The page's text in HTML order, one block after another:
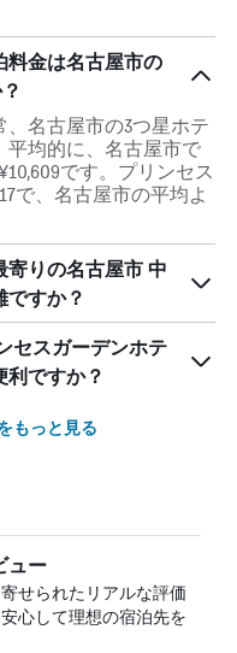
料金は名古屋市の
名古屋市の3つ星ホテ
平均的に、名古屋市で
です。プリンセス
で、名古屋市の平均よ
寄りの名古屋市 中
ですか？
セスガーデンホテ
ですか？
もっと見る
ュー
せられたリアルな評価
心して理想の宿泊先を